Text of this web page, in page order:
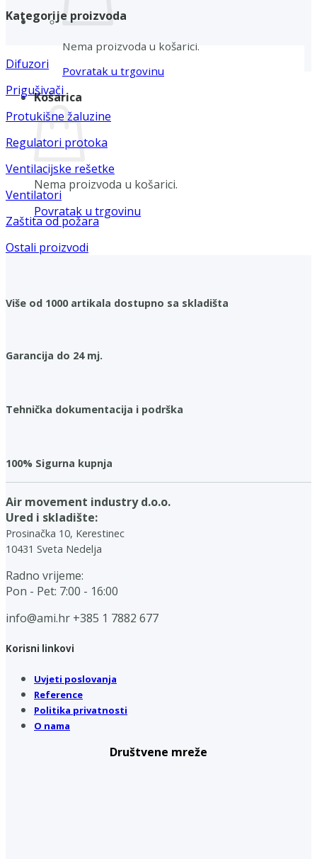
Nema proizvoda u košarici.
Povratak u trgovinu
Košarica
Nema proizvoda u košarici.
Povratak u trgovinu
Kategorije proizvoda
Difuzori
Prigušivači
Protukišne žaluzine
Regulatori protoka
Ventilacijske rešetke
Ventilatori
Zaštita od požara
Ostali proizvodi
Više od 1000 artikala dostupno sa skladišta
Garancija do 24 mj.
Tehnička dokumentacija i podrška
100% Sigurna kupnja
Air movement industry d.o.o.
Ured i skladište:
Prosinačka 10, Kerestinec
10431 Sveta Nedelja
Radno vrijeme:
Pon - Pet: 7:00 - 16:00
info@ami.hr +385 1 7882 677
Korisni linkovi
Uvjeti poslovanja
Reference
Politika privatnosti
O nama
Društvene mreže